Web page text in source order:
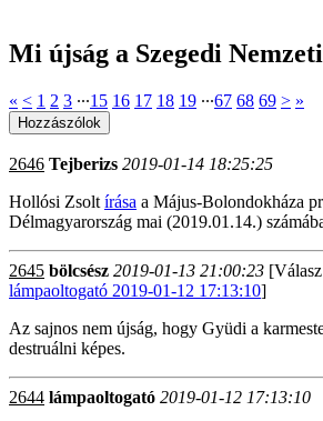
Mi újság a Szegedi
« < 1 2 3 ∙∙∙15 16 17 18 19 ∙∙∙67 68 69 > »
2646 Tejberizs 2019-01-14 18:25:25
Hollósi Zsolt írása a Május-Bolondokháza
Délmagyarország mai (2019.01.14.)
2645 bölcsész 2019-01-13 21:00:23
lámpaoltogató 2019-01-12 17:13:10]
Az sajnos nem újság, hogy Gyüdi a
destruálni képes.
2644 lámpaoltogató 2019-01-12 17:13:10